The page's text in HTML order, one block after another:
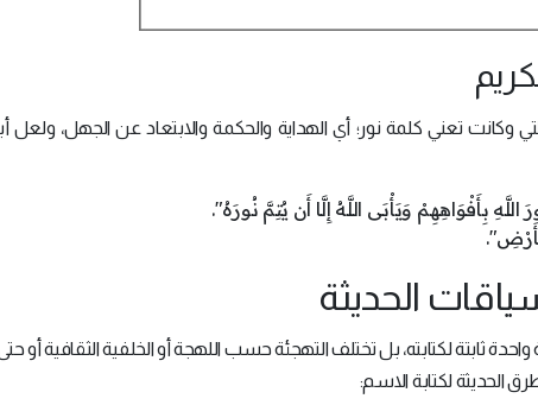
وكانت تعني كلمة نور؛ أي الهداية والحكمة والابتعاد عن الجهل، ولعل
الحديثة
ثابتة لكتابته، بل تختلف التهجئة حسب اللهجة أو الخلفية الثقافية أو
لكتابة الاسم: